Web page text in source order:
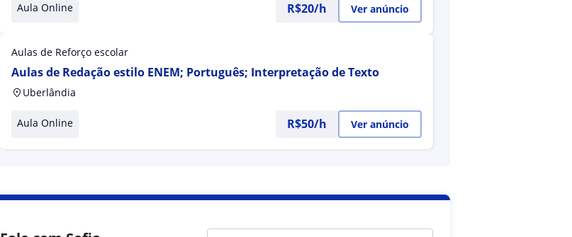
Aula Online R$20/h Ver anúncio
Aulas de Reforço escolar
Aulas de Redação estilo ENEM; Português; Interpretação de Texto
Uberlândia
Aula Online R$50/h Ver anúncio